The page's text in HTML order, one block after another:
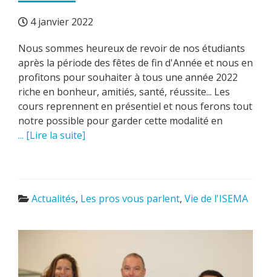
4 janvier 2022
Nous sommes heureux de revoir de nos étudiants
après la période des fêtes de fin d'Année et nous en
profitons pour souhaiter à tous une année 2022
riche en bonheur, amitiés, santé, réussite... Les
cours reprennent en présentiel et nous ferons tout
notre possible pour garder cette modalité en
... [Lire la suite]
Actualités, Les pros vous parlent, Vie de l'ISEMA